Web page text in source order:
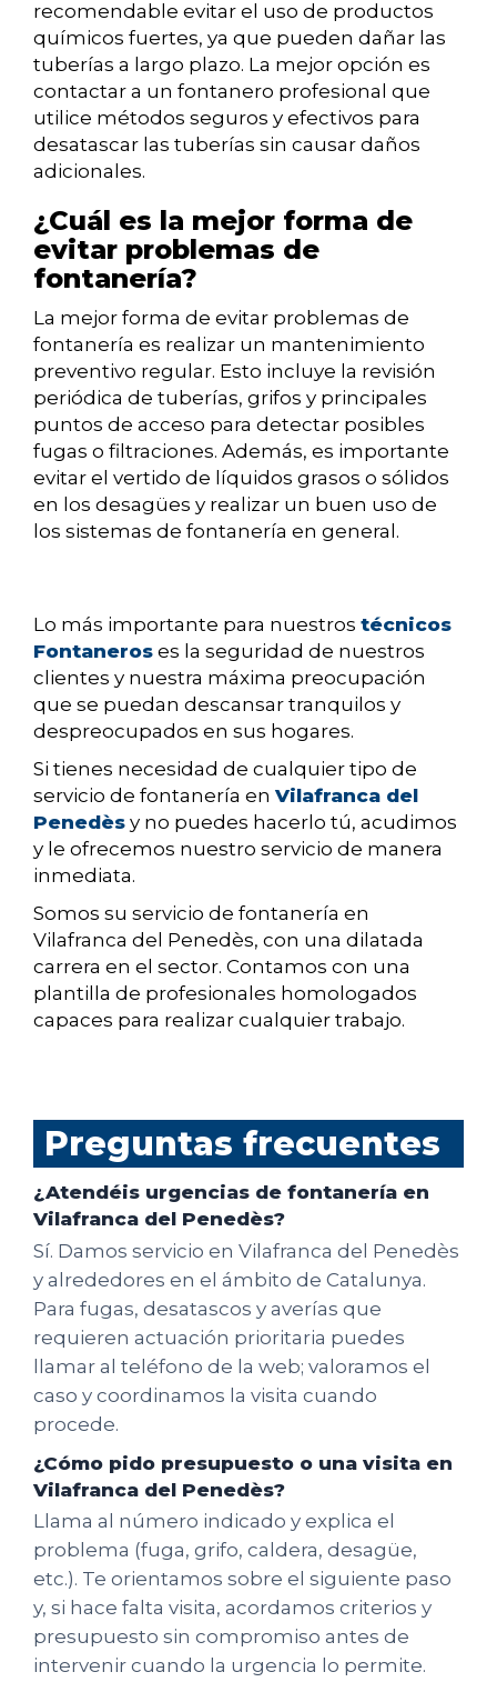
recomendable evitar el uso de productos
químicos fuertes, ya que pueden dañar las
tuberías a largo plazo. La mejor opción es
contactar a un fontanero profesional que
utilice métodos seguros y efectivos para
desatascar las tuberías sin causar daños
adicionales.
¿Cuál es la mejor forma de
evitar problemas de
fontanería?
La mejor forma de evitar problemas de
fontanería es realizar un mantenimiento
preventivo regular. Esto incluye la revisión
periódica de tuberías, grifos y principales
puntos de acceso para detectar posibles
fugas o filtraciones. Además, es importante
evitar el vertido de líquidos grasos o sólidos
en los desagües y realizar un buen uso de
los sistemas de fontanería en general.
Lo más importante para nuestros técnicos
Fontaneros es la seguridad de nuestros
clientes y nuestra máxima preocupación
que se puedan descansar tranquilos y
despreocupados en sus hogares.
Si tienes necesidad de cualquier tipo de
servicio de fontanería en Vilafranca del
Penedès y no puedes hacerlo tú, acudimos
y le ofrecemos nuestro servicio de manera
inmediata.
Somos su servicio de fontanería en
Vilafranca del Penedès, con una dilatada
carrera en el sector. Contamos con una
plantilla de profesionales homologados
capaces para realizar cualquier trabajo.
Preguntas frecuentes
¿Atendéis urgencias de fontanería en
Vilafranca del Penedès?
Sí. Damos servicio en Vilafranca del Penedès
y alrededores en el ámbito de Catalunya.
Para fugas, desatascos y averías que
requieren actuación prioritaria puedes
llamar al teléfono de la web; valoramos el
caso y coordinamos la visita cuando
procede.
¿Cómo pido presupuesto o una visita en
Vilafranca del Penedès?
Llama al número indicado y explica el
problema (fuga, grifo, caldera, desagüe,
etc.). Te orientamos sobre el siguiente paso
y, si hace falta visita, acordamos criterios y
presupuesto sin compromiso antes de
intervenir cuando la urgencia lo permite.